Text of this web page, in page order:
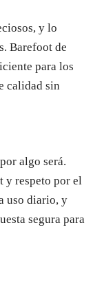
y lo
Barefoot de
para los
calidad sin
algo será.
y respeto por el
uso diario, y
segura para